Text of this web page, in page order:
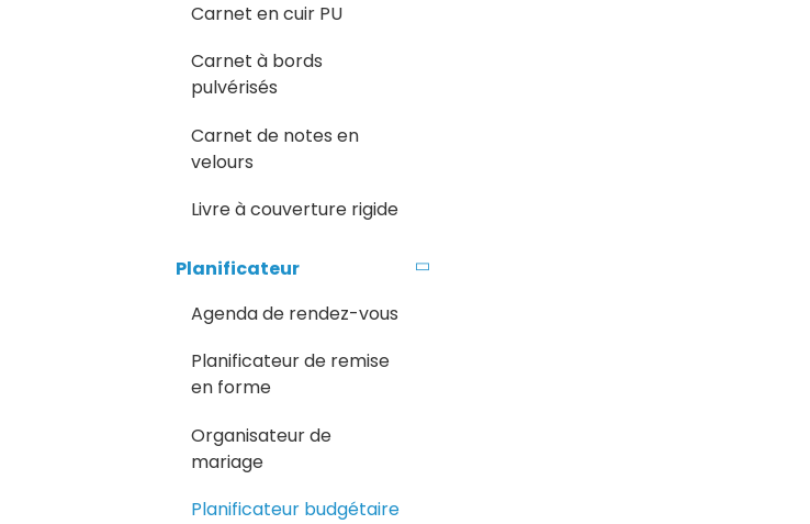
Carnet en cuir PU
Carnet à bords
pulvérisés
Carnet de notes en
velours
Livre à couverture rigide
Planificateur
Agenda de rendez-vous
Planificateur de remise
en forme
Organisateur de
mariage
Planificateur budgétaire